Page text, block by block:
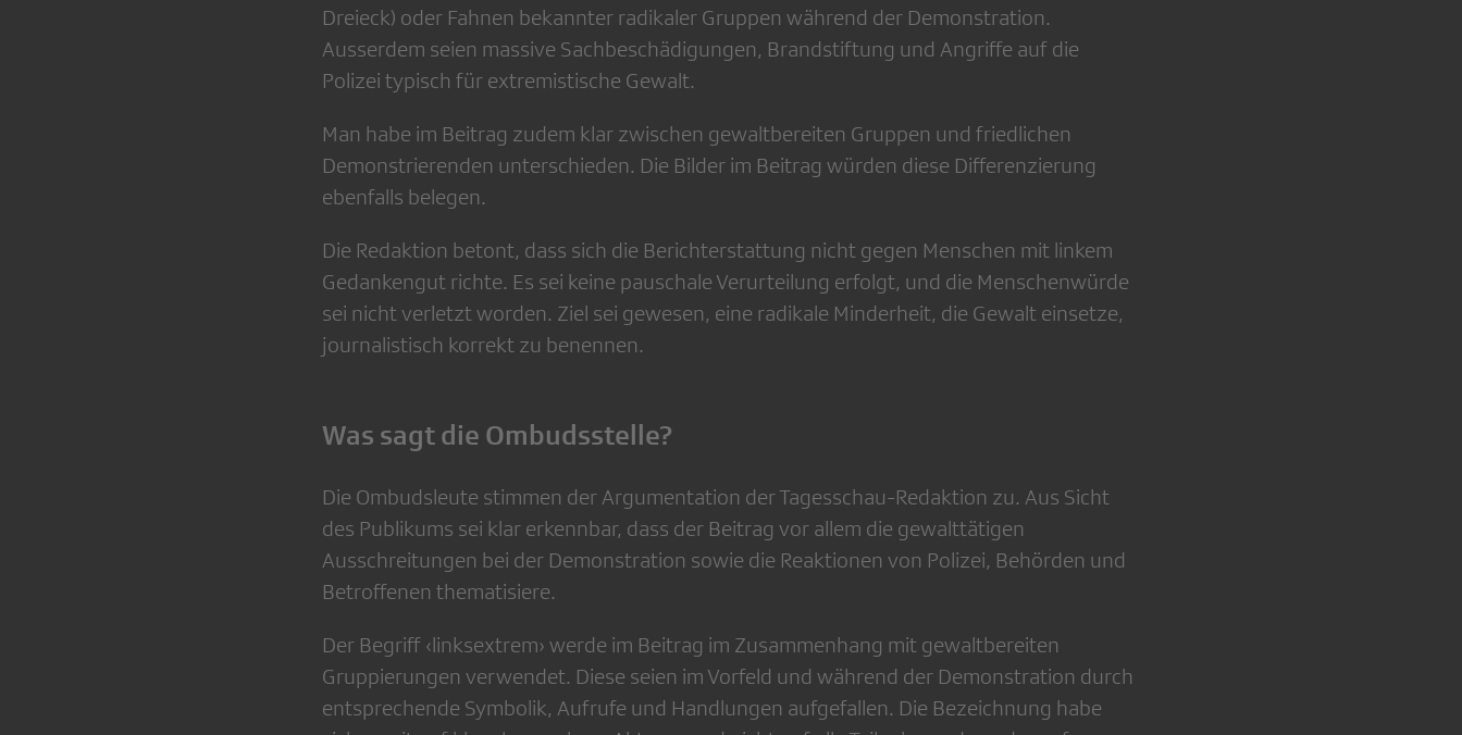
Dreieck) oder Fahnen bekannter radikaler Gruppen während der Demonstration.
Ausserdem seien massive Sachbeschädigungen, Brandstiftung und Angriffe auf die
Polizei typisch für extremistische Gewalt.
Man habe im Beitrag zudem klar zwischen gewaltbereiten Gruppen und friedlichen
Demonstrierenden unterschieden. Die Bilder im Beitrag würden diese Differenzierung
ebenfalls belegen.
Die Redaktion betont, dass sich die Berichterstattung nicht gegen Menschen mit linkem
Gedankengut richte. Es sei keine pauschale Verurteilung erfolgt, und die Menschenwürde
sei nicht verletzt worden. Ziel sei gewesen, eine radikale Minderheit, die Gewalt einsetze,
journalistisch korrekt zu benennen.
Was sagt die Ombudsstelle?
Die Ombudsleute stimmen der Argumentation der Tagesschau-Redaktion zu. Aus Sicht
des Publikums sei klar erkennbar, dass der Beitrag vor allem die gewalttätigen
Ausschreitungen bei der Demonstration sowie die Reaktionen von Polizei, Behörden und
Betroffenen thematisiere.
Der Begriff ‹linksextrem› werde im Beitrag im Zusammenhang mit gewaltbereiten
Gruppierungen verwendet. Diese seien im Vorfeld und während der Demonstration durch
entsprechende Symbolik, Aufrufe und Handlungen aufgefallen. Die Bezeichnung habe